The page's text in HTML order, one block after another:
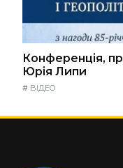
Конференція,
Юрія Липи
# ВІДЕО